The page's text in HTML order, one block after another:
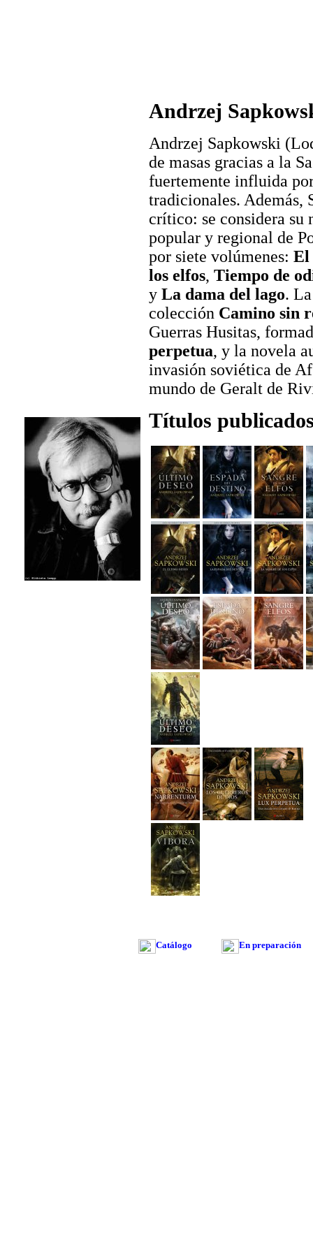
Andrzej
Andrzej Sapkowski
de masas gracias a la
fuertemente influida
tradicionales. Además,
crítico: se considera su
popular y regional de
por siete volúmenes: El
los elfos, Tiempo de
y La dama del lago.
colección Camino sin
Guerras Husitas,
perpetua, y la novela
invasión soviética de
mundo de Geralt de
Títulos
Catálogo En preparación